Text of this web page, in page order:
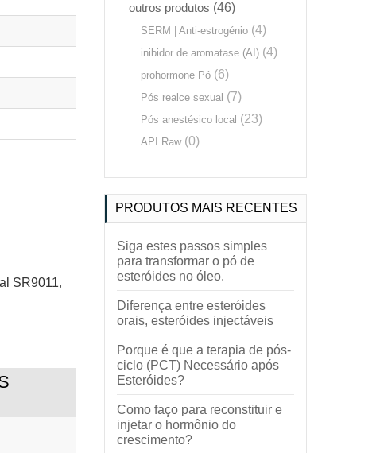
SR9011,
outros produtos (46)
SERM | Anti-estrogénio(4)
inibidor de aromatase (AI)(4)
prohormone Pó(6)
Pós realce sexual (7)
Pós anestésico local (23)
API Raw(0)
PRODUTOS MAIS RECENTES
Siga estes passos simples
para transformar o pó de
esteróides no óleo.
Diferença entre esteróides
orais, esteróides injectáveis
Porque é que a terapia de pós-
ciclo (PCT) Necessário após
Esteróides?
Como faço para reconstituir e
injetar o hormônio do
crescimento?